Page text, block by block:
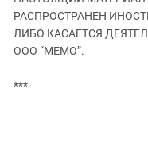
Дагестан
Ингушетия
Калмыкия
РАСПРОСТРАНЕН
ЛИБО КАСАЕТСЯ
ООО “МЕМО”.
***